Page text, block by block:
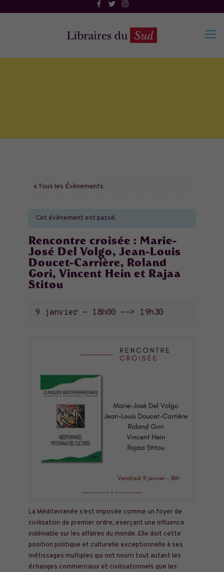
« Tous les Évènements
Cet évènement est passé.
Rencontre croisée : Marie-
José Del Volgo, Jean-Louis
Doucet-Carrière, Roland
Gori, Vincent Hein et Rajaa
Stitou
9 janvier - 18h00 --> 19h30
La Méditerranée s’est imposée comme un foyer de
civilisation de premier ordre, exerçant une influence
indéniable sur les affaires du monde. Elle doit cette
position politique et culturelle exceptionnelle à ses
métissages multiples qui ont nourri tout autant les
échanges commerciaux et civilisationnels que les